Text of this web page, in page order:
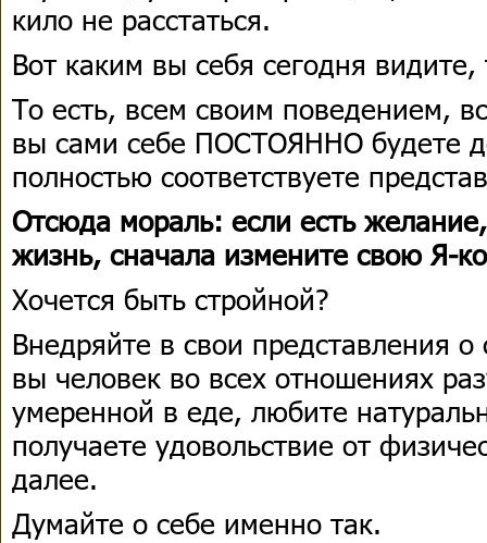
кило не расстаться.
Вот каким вы себя сегодня
То есть, всем своим поведением,
вы сами себе ПОСТОЯННО будете
полностью соответствуете
Отсюда мораль: если есть
жизнь, сначала измените свою Я-
Хочется быть стройной?
Внедряйте в свои представления
вы человек во всех отношениях
умеренной в еде, любите
получаете удовольствие от
далее.
Думайте о себе именно так.